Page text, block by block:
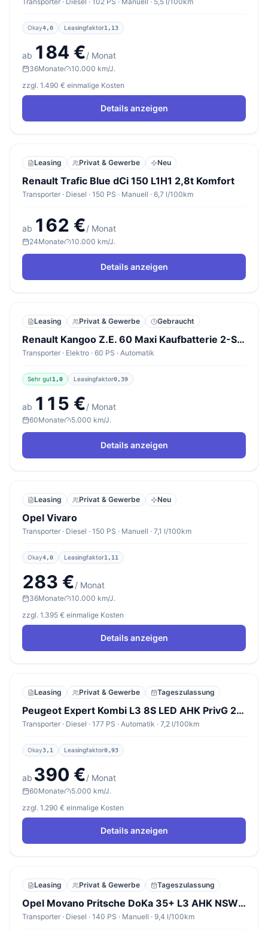
Okay4,0 Leasingfaktor1,13
ab 184 €/ Monat
36Monate
10.000 km/J.
zzgl. 1.490 € einmalige Kosten
Details anzeigen
Leasing Privat & Gewerbe Neu
Renault Trafic Blue dCi 150 L1H1 2,8t Komfort
Transporter · Diesel · 150 PS · Manuell · 6,7 l/100km
ab 162 €/ Monat
24Monate 10.000 km/J.
Details anzeigen
Leasing Privat & Gewerbe Gebraucht
Renault Kangoo Z.E. 60 Maxi Kaufbatterie 2-S PDC Temp
Transporter · Elektro · 60 PS · Automatik
Sehr gut1,0 Leasingfaktor0,39
ab 115 €/ Monat
60Monate 5.000 km/J.
Details anzeigen
Leasing Privat & Gewerbe Neu
Opel Vivaro
Transporter · Diesel · 150 PS · Manuell · 7,1 l/100km
Okay4,0 Leasingfaktor1,11
283 €/ Monat
36Monate
10.000 km/J.
zzgl. 1.395 € einmalige Kosten
Details anzeigen
Leasing Privat & Gewerbe Tageszulassung
Peugeot Expert Kombi L3 8S LED AHK PrivG 2xKlima Nav Kam
Transporter · Diesel · 177 PS · Automatik · 7,2 l/100km
Okay3,1 Leasingfaktor0,93
ab 390 €/ Monat
60Monate
5.000 km/J.
zzgl. 1.290 € einmalige Kosten
Details anzeigen
Leasing Privat & Gewerbe Tageszulassung
Opel Movano Pritsche DoKa 35+ L3 AHK NSW AppleC Kam
Transporter · Diesel · 140 PS · Manuell · 9,4 l/100km